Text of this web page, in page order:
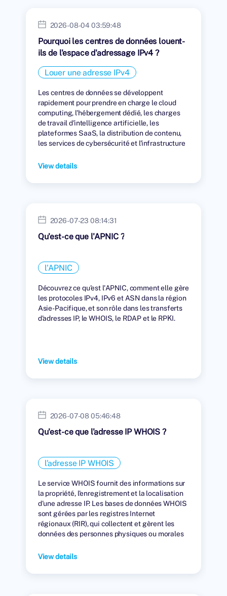
2026-08-04 03:59:48
Pourquoi les centres de données louent-
ils de l'espace d'adressage IPv4 ?
Louer une adresse IPv4
Les centres de données se développent
rapidement pour prendre en charge le cloud
computing, l'hébergement dédié, les charges
de travail d'intelligence artificielle, les
plateformes SaaS, la distribution de contenu,
les services de cybersécurité et l'infrastructure
View details
2026-07-23 08:14:31
Qu'est-ce que l'APNIC ?
l'APNIC
Découvrez ce qu'est l'APNIC, comment elle gère
les protocoles IPv4, IPv6 et ASN dans la région
Asie-Pacifique, et son rôle dans les transferts
d'adresses IP, le WHOIS, le RDAP et le RPKI.
View details
2026-07-08 05:46:48
Qu'est-ce que l'adresse IP WHOIS ?
l'adresse IP WHOIS
Le service WHOIS fournit des informations sur
la propriété, l'enregistrement et la localisation
d'une adresse IP. Les bases de données WHOIS
sont gérées par les registres Internet
régionaux (RIR), qui collectent et gèrent les
données des personnes physiques ou morales
View details